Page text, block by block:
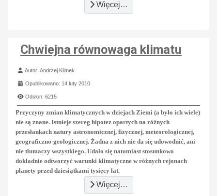
Więcej…
Chwiejna równowaga klimatu
Szczegóły
Autor:Andrzej Klimek
Opublikowano: 14 luty 2010
Odsłon: 6215
Przyczyny zmian klimatycznych w dziejach Ziemi (a było ich wiele)
nie są znane. Istnieje szereg hipotez opartych na różnych
przesłankach natury astronomicznej, fizycznej, meteorologicznej,
geograficzno-geologicznej. Żadna z nich nie da się udowodnić, ani
nie tłumaczy wszystkiego. Udało się natomiast stosunkowo
dokładnie odtworzyć warunki klimatyczne w różnych rejonach
planety przed dziesiątkami tysięcy lat.
Więcej…